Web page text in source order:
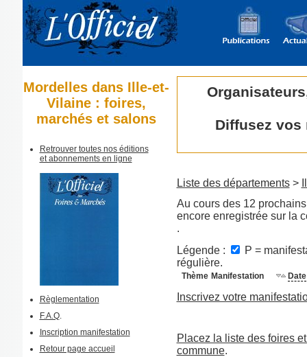
Mordelles dans Ille-et-
Vilaine : foires,
marchés et salons
Retrouver toutes nos éditions
et abonnements en ligne
Règlementation
F.A.Q.
Inscription manifestation
Retour page accueil
Diffusez vos
Liste des départements>
Au cours des 12
encore enregistrée sur la
.
Légende :
P =
régulière.
Thème Manifestation Date
Inscrivez votre
Placez la liste des foires
commune.